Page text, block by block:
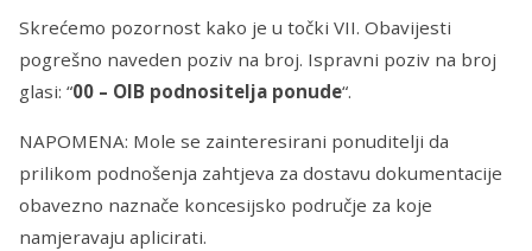
Skrećemo pozornost kako je u točki VII. Obavijesti
pogrešno naveden poziv na broj. Ispravni poziv na broj
glasi: “00 – OIB podnositelja ponude“.
NAPOMENA: Mole se zainteresirani ponuditelji da
prilikom podnošenja zahtjeva za dostavu dokumentacije
obavezno naznače koncesijsko područje za koje
namjeravaju aplicirati.